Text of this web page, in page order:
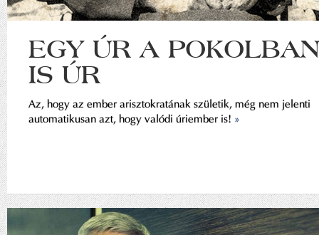
EGY ÚR A POKOLBAN
IS ÚR
Az, hogy az ember arisztokratának születik, még nem jelenti
automatikusan azt, hogy valódi úriember is! »